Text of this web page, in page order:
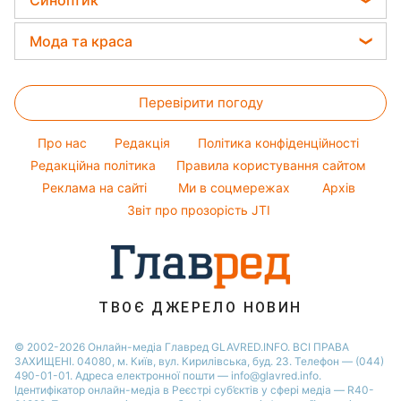
Максим Галкін
Настя Каменських
Віталій Козловський
Новини Тернополя
Новини Харкова
Новини Житомира
Новини Полтави
Новини Одеси
Новини Сум
Новини Черкаси
Святкове меню
Закуски
Грошова допомога
Тарифи
Курс валют
Прогноз погоди
Магнітні бурі
Погода на сьогодні
Погода на завтра
Пилова буря
Мода та краса
Фарбування волосся
Гарний манікюр
Модні помилки
Новини моди
Поради від Андре Тана
Перевірити погоду
Про нас Редакція
Політика конфіденційності
Редакційна політика
Правила користування сайтом
Реклама на сайті
Ми в соцмережах
Архів
Звіт про прозорість JTI
ТВОЄ ДЖЕРЕЛО НОВИН
© 2002-2026 Онлайн-медіа Главред GLAVRED.INFO. ВСІ ПРАВА
ЗАХИЩЕНІ. 04080, м. Київ, вул. Кирилівська, буд. 23. Телефон — (044)
490-01-01. Адреса електронної пошти — info@glavred.info.
Ідентифікатор онлайн-медіа в Реєстрі суб’єктів у сфері медіа — R40-